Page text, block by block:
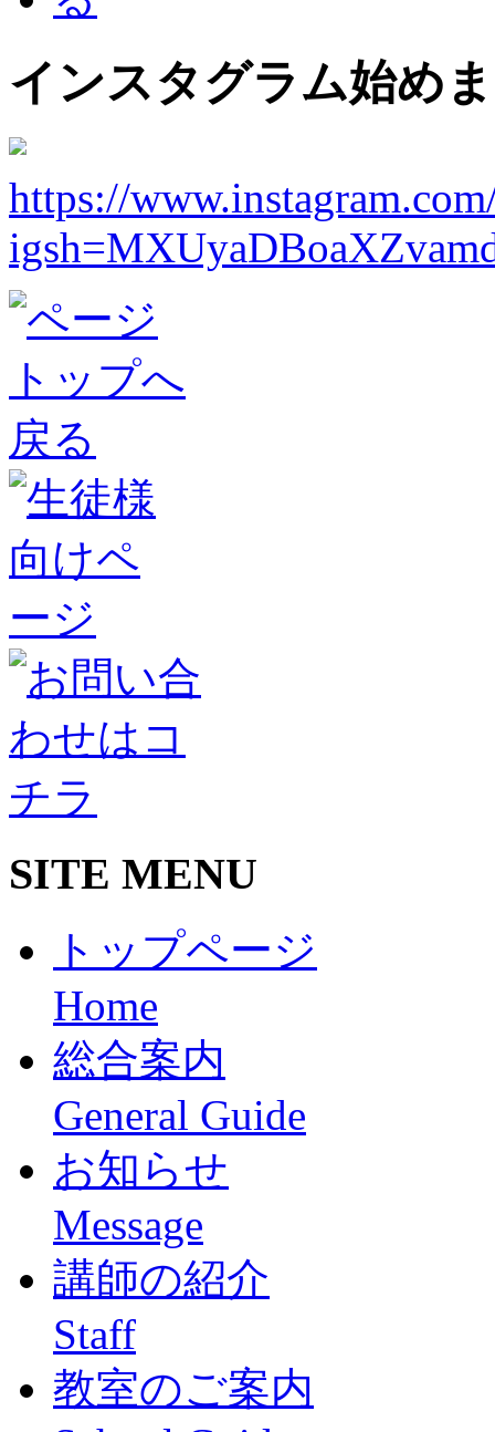
インスタグラム始め
https://
SITE MENU
トップページ
Home
総合案内
General Guide
お知らせ
Message
講師の紹介
Staff
教室のご案内